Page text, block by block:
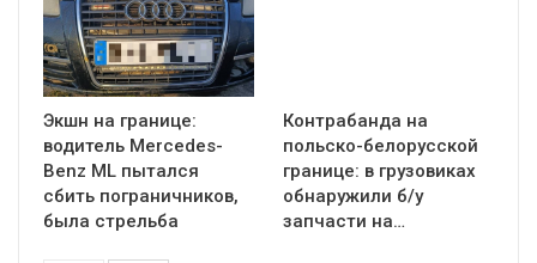
Экшн на границе:
водитель Mercedes-
Benz ML пытался
сбить пограничников,
была стрельба
Контрабанда на
польско-белорусской
границе: в грузовиках
обнаружили б/у
запчасти на…